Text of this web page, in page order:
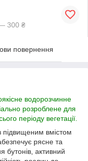
— 300 ₴
повернення
водорозчинне
розроблене для
періоду вегетації.
підвищеним вмістом
рясне та
бутонів, активний